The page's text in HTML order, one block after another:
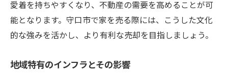
愛着を持ちやすくなり、不動産の需要を高めることが可
能となります。守口市で家を売る際には、こうした文化
的な強みを活かし、より有利な売却を目指しましょう。
地域特有のインフラとその影響